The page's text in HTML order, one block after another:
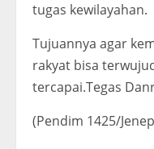
tugas kewilayahan.
Tujuannya agar
rakyat bisa
tercapai.Tegas
(Pendim 1425/